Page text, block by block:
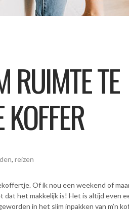
RUIMTE TE
, reizen
Of ik nou een weekend of
dat het makkelijk is! Het is altijd even
in het slim inpakken van m’n